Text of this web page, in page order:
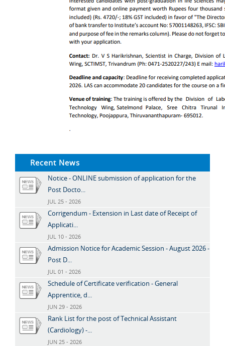
Recent News
Notice - ONLINE submission of application for the
Post Docto...
JUL 25 - 2026
Corrigendum - Extension in Last date of Receipt of
Applicati...
JUL 10 - 2026
Admission Notice for Academic Session - August 2026 -
Post D...
JUL 01 - 2026
Schedule of Certificate verification - General
Apprentice, d...
JUN 29 - 2026
Rank List for the post of Technical Assistant
(Cardiology) -...
JUN 25 - 2026